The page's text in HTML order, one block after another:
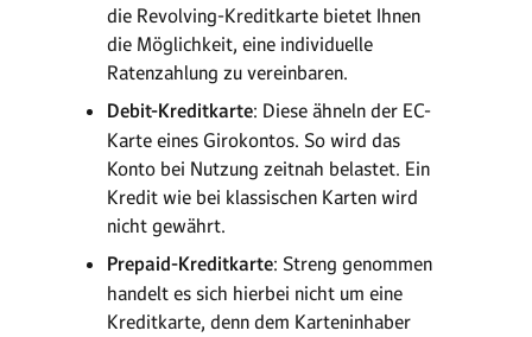
die Revolving-Kreditkarte bietet Ihnen
die Möglichkeit, eine individuelle
Ratenzahlung zu vereinbaren.
Debit-Kreditkarte: Diese ähneln der EC-
Karte eines Girokontos. So wird das
Konto bei Nutzung zeitnah belastet. Ein
Kredit wie bei klassischen Karten wird
nicht gewährt.
Prepaid-Kreditkarte: Streng genommen
handelt es sich hierbei nicht um eine
Kreditkarte, denn dem Karteninhaber